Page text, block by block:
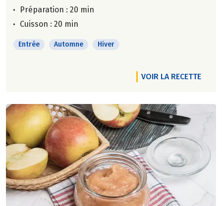
Préparation : 20 min
Cuisson : 20 min
Entrée Automne Hiver
VOIR LA RECETTE